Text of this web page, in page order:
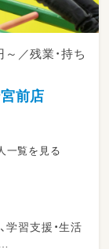
／残業・持ち
前店
一覧を見る
学習支援・生活